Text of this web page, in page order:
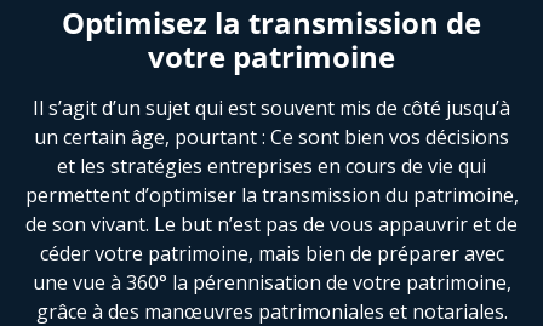
Optimisez la transmission de
votre patrimoine
Il s’agit d’un sujet qui est souvent mis de côté jusqu’à
un certain âge, pourtant : Ce sont bien vos décisions
et les stratégies entreprises en cours de vie qui
permettent d’optimiser la transmission du patrimoine,
de son vivant. Le but n’est pas de vous appauvrir et de
céder votre patrimoine, mais bien de préparer avec
une vue à 360° la pérennisation de votre patrimoine,
grâce à des manœuvres patrimoniales et notariales.